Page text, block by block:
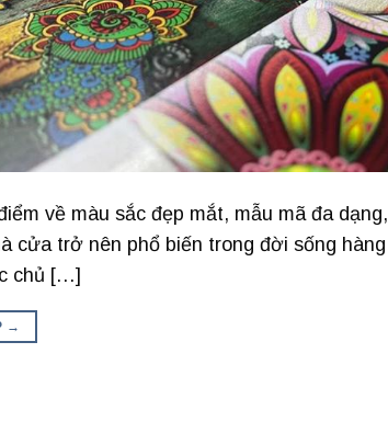
về màu sắc đẹp mắt, mẫu mã đa dạng,
cửa trở nên phổ biến trong đời sống hàng
chủ […]
→